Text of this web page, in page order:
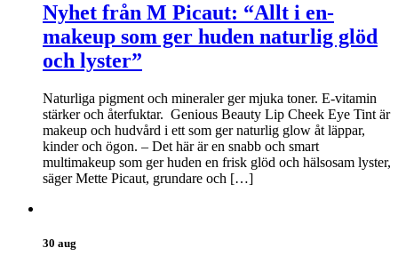
Nyhet från M Picaut: “Allt i en-
makeup som ger huden naturlig glöd
och lyster”
Naturliga pigment och mineraler ger mjuka toner. E-vitamin
stärker och återfuktar. Genious Beauty Lip Cheek Eye Tint är
makeup och hudvård i ett som ger naturlig glow åt läppar,
kinder och ögon. – Det här är en snabb och smart
multimakeup som ger huden en frisk glöd och hälsosam lyster,
säger Mette Picaut, grundare och […]
30 aug